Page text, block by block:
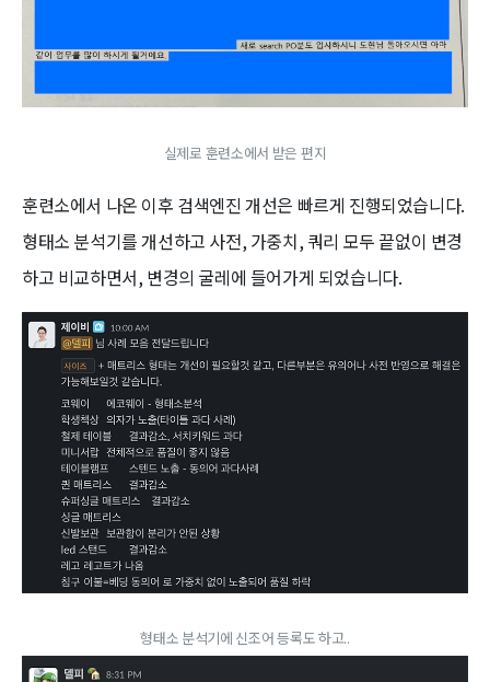
실제로 훈련소에서 받은 편지
훈련소에서 나온 이후 검색엔진 개선은 빠르게 진행되었습니다.
형태소 분석기를 개선하고 사전, 가중치, 쿼리 모두 끝없이 변경
하고 비교하면서, 변경의 굴레에 들어가게 되었습니다.
형태소 분석기에 신조어 등록도 하고..